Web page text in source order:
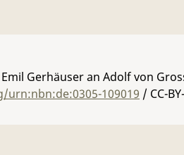
Gerhäuser an Adolf von
109019 / CC-